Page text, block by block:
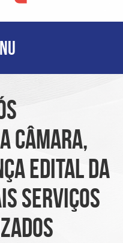
Câmara,
edital da
serviços